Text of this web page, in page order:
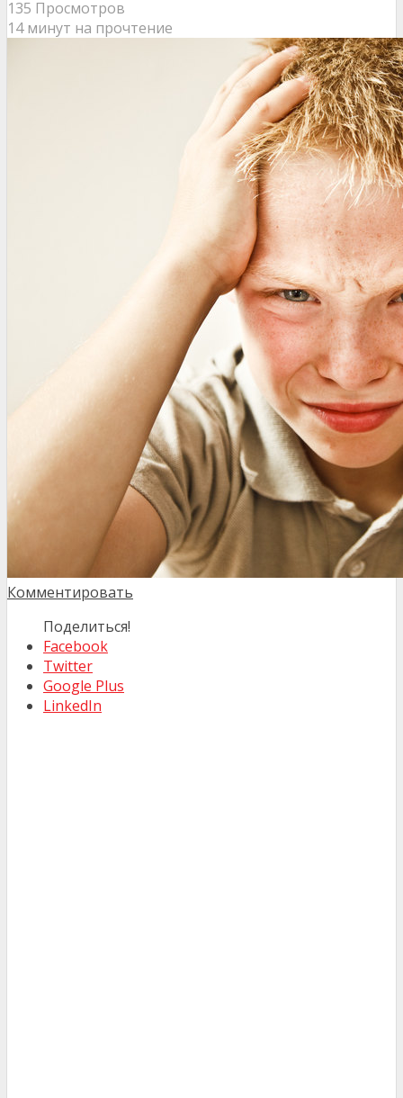
135 Просмотров
14 минут на прочтение
Комментировать
Поделиться!
Facebook
Twitter
Google Plus
LinkedIn